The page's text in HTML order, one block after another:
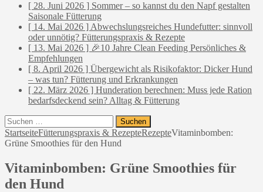
[ 28. Juni 2026 ] Sommer – so kannst du den Napf gestalten
Saisonale Fütterung
[ 14. Mai 2026 ] Abwechslungsreiches Hundefutter: sinnvoll
oder unnötig? Fütterungspraxis & Rezepte
[ 13. Mai 2026 ] 🎉10 Jahre Clean Feeding Persönliches &
Empfehlungen
[ 8. April 2026 ] Übergewicht als Risikofaktor: Dicker Hund
– was tun? Fütterung und Erkrankungen
[ 22. März 2026 ] Hunderation berechnen: Muss jede Ration
bedarfsdeckend sein? Alltag & Fütterung
Suchen
nach:
StartseiteFütterungspraxis & RezepteRezepteVitaminbomben:
Grüne Smoothies für den Hund
Vitaminbomben: Grüne Smoothies für
den Hund